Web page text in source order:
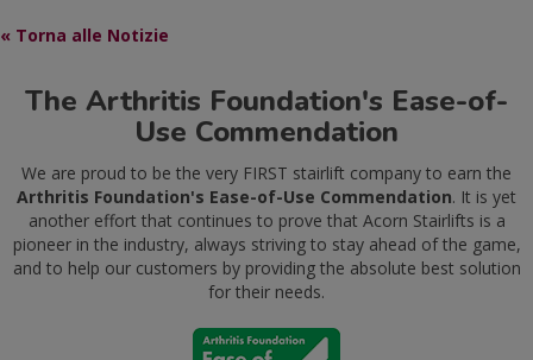
« Torna alle Notizie
The Arthritis Foundation's Ease-of-
Use Commendation
We are proud to be the very FIRST stairlift company to earn the
Arthritis Foundation's Ease-of-Use Commendation. It is yet
another effort that continues to prove that Acorn Stairlifts is a
pioneer in the industry, always striving to stay ahead of the game,
and to help our customers by providing the absolute best solution
for their needs.